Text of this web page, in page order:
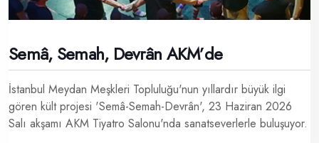
Semâ, Semah, Devrân AKM’de
İstanbul Meydan Meşkleri Topluluğu'nun yıllardır büyük ilgi
gören kült projesi 'Semâ-Semah-Devrân', 23 Haziran 2026
Salı akşamı AKM Tiyatro Salonu'nda sanatseverlerle buluşuyor.